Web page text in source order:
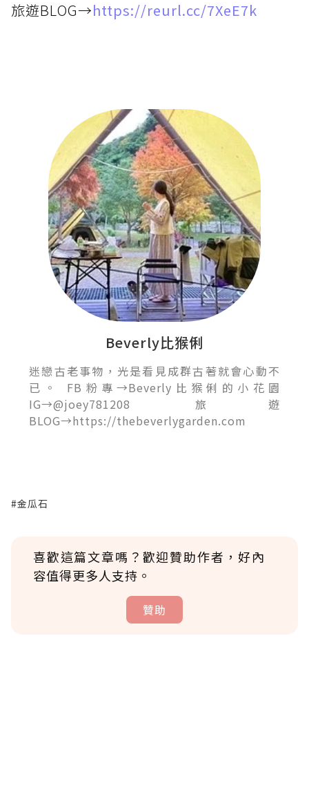
旅遊BLOG→https://reurl.cc/7XeE7k
Beverly比猴俐
迷戀古老事物，光是看見成群古著就會心動不
已。 FB粉專→Beverly比猴俐的小花園
IG→@joey781208 旅遊
BLOG→https://thebeverlygarden.com
#金瓜石
喜歡這篇文章嗎？歡迎贊助作者，好內
容值得更多人支持。
贊助